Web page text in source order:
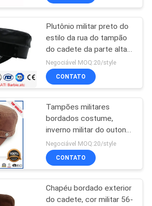
Plutônio militar preto do
estilo da rua do tampão
do cadete da parte alta
Unadjustable para
mulheres
Negociável MOQ:20/style
CONTATO
Tampões militares
bordados costume,
inverno militar do outono
do tampão de Boonie
cabido
Negociável MOQ:20/style
CONTATO
Chapéu bordado exterior
do cadete, cor militar 56-